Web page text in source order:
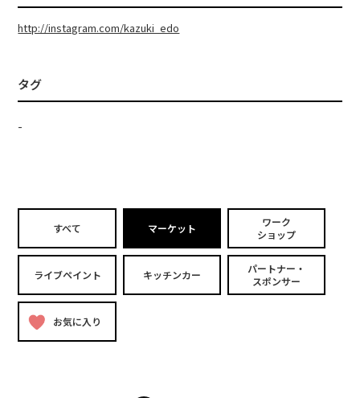
http://instagram.com/kazuki_edo
タグ
-
すべて マーケット
ワーク
ショップ
ライブペイント キッチンカー
パートナー・
スポンサー
お気に入り